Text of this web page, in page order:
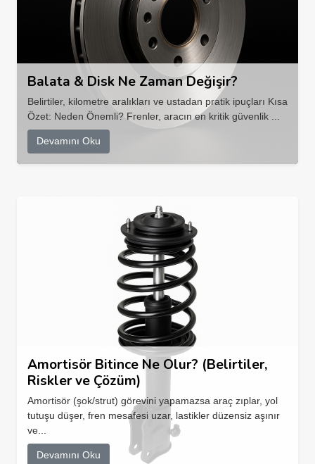
Balata & Disk Ne Zaman Değişir?
Belirtiler, kilometre aralıkları ve ustadan pratik ipuçları Kısa
Özet: Neden Önemli? Frenler, aracın en kritik güvenlik ...
Devamını Oku
Amortisör Bitince Ne Olur? (Belirtiler,
Riskler ve Çözüm)
Amortisör (şok/strut) görevini yapamazsa araç zıplar, yol
tutuşu düşer, fren mesafesi uzar, lastikler düzensiz aşınır
ve...
Devamını Oku